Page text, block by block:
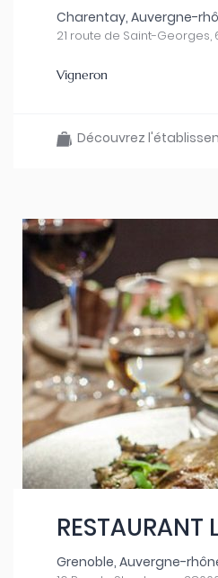
Charentay, Auvergne-
21 route de Saint-
Vigneron
Découvrez
RESTAURANT
Grenoble, Auvergne-